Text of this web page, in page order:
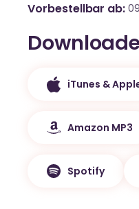
Vorbestellbar ab
iTunes &
Amazon MP3
Spotify